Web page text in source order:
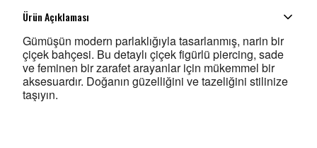
Ürün Açıklaması
Gümüşün modern parlaklığıyla tasarlanmış, narin bir
çiçek bahçesi. Bu detaylı çiçek figürlü piercing, sade
ve feminen bir zarafet arayanlar için mükemmel bir
aksesuardır. Doğanın güzelliğini ve tazeliğini stilinize
taşıyın.